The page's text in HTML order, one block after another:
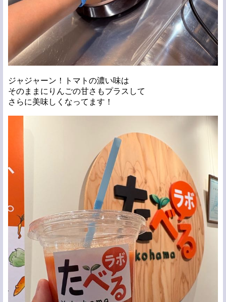
ジャジャーン！トマトの濃い味は
そのままにりんごの甘さもプラスして
さらに美味しくなってます！